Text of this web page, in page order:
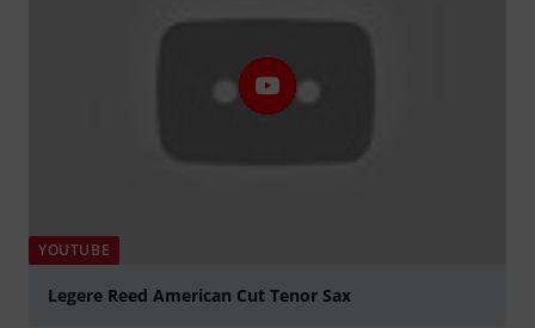
YOUTUBE
Legere Reed American Cut Tenor Sax